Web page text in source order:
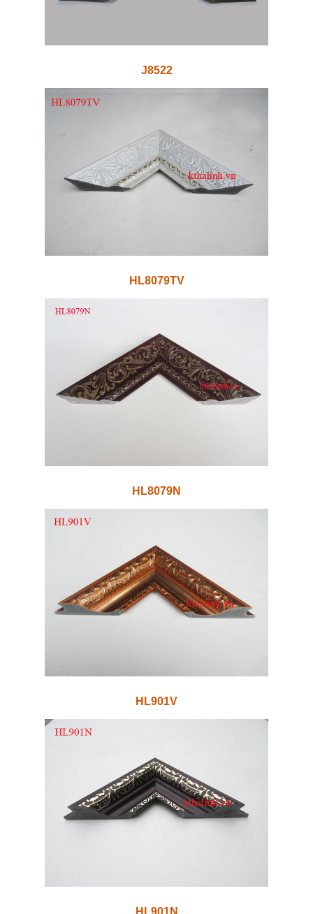
J8522
HL8079TV
HL8079N
HL901V
HL901N